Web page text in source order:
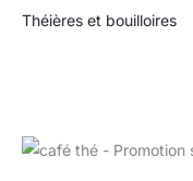
Théières et bouilloires